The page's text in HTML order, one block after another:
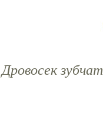
Дровосек